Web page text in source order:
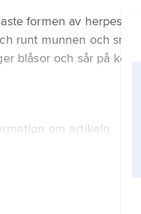
formen av herpes
runt munnen och
blåsor och sår på
om artikeln